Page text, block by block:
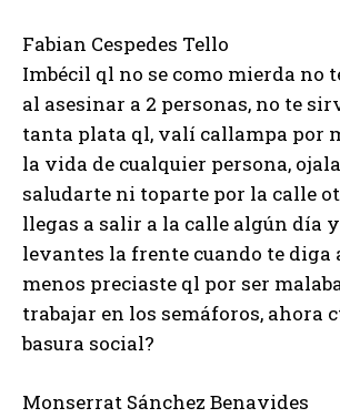
Fabian Cespedes Tello
Imbécil ql no se como mierda no
al asesinar a 2 personas, no te
tanta plata ql, valí callampa por
la vida de cualquier persona,
saludarte ni toparte por la calle
llegas a salir a la calle algún día
levantes la frente cuando te diga
menos preciaste ql por ser
trabajar en los semáforos, ahora
basura social?
Monserrat Sánchez Benavides